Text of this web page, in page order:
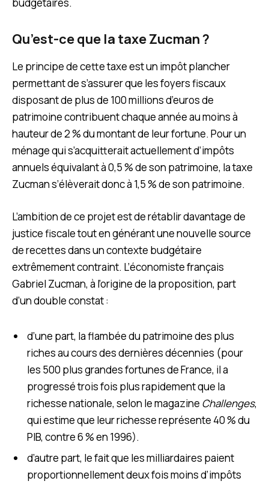
budgétaires.
Qu’est-ce que la taxe Zucman ?
Le principe de cette taxe est un impôt plancher
permettant de s’assurer que les foyers fiscaux
disposant de plus de 100 millions d’euros de
patrimoine contribuent chaque année au moins à
hauteur de 2 % du montant de leur fortune. Pour un
ménage qui s’acquitterait actuellement d’impôts
annuels équivalant à 0,5 % de son patrimoine, la taxe
Zucman s’élèverait donc à 1,5 % de son patrimoine.
L’ambition de ce projet est de rétablir davantage de
justice fiscale tout en générant une nouvelle source
de recettes dans un contexte budgétaire
extrêmement contraint. L’économiste français
Gabriel Zucman, à l’origine de la proposition, part
d’un double constat :
d’une part, la flambée du patrimoine des plus
riches au cours des dernières décennies (pour
les 500 plus grandes fortunes de France, il a
progressé trois fois plus rapidement que la
richesse nationale, selon le magazine Challenges,
qui estime que leur richesse représente 40 % du
PIB, contre 6 % en 1996).
d’autre part, le fait que les milliardaires paient
proportionnellement deux fois moins d’impôts